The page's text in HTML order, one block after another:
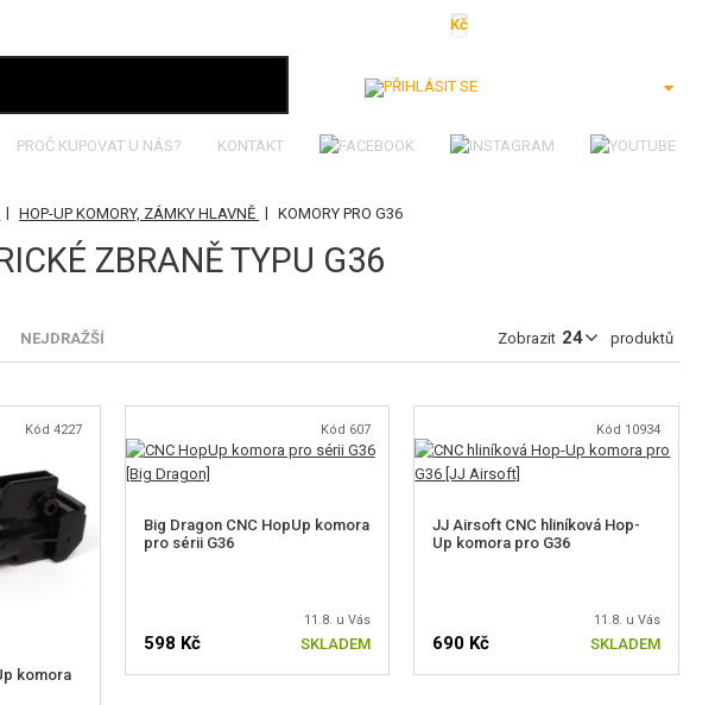
Kč
PROČ KUPOVAT U NÁS? KONTAKT
| HOP-UP KOMORY, ZÁMKY HLAVNĚ | KOMORY PRO G36
ZBRANĚ TYPU G36
Zobrazit produktů
NEJDRAŽŠÍ
Kód 4227
komora
Kód 607
Big Dragon CNC HopUp komora
pro sérii G36
11.8. u Vás
598 Kč SKLADEM
Kód 10934
JJ Airsoft CNC hliníková Hop-
Up komora pro G36
11.8. u Vás
690 Kč SKLADEM